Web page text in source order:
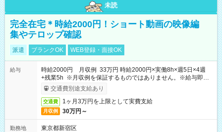
未読
完全在宅＊時給2000円！ショート動画の映像編
集やテロップ確認
派遣 ブランクOK WEB登録・面接OK
給与
時給2000円 月収例 33万円 時給2000円×実働8h×週5日×4週
+残業5h ※月収例を保証するものではありません。※給与即受
取りサービス利用可（利用条件有）
交通費別途支給あり
交通費 1ヶ月3万円を上限として実費支給
月収例 30万円～
勤務地
東京都新宿区